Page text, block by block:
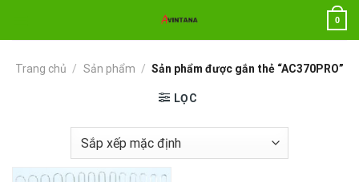
nội
0
Trang chủ / Sản phẩm / Sản phẩm được gắn thẻ “AC370PRO”
LỌC